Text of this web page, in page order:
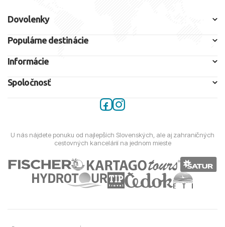
Dovolenky
Populárne destinácie
Informácie
Spoločnosť
U nás nájdete ponuku od najlepších Slovenských, ale aj zahraničných
cestovných kancelárií na jednom mieste